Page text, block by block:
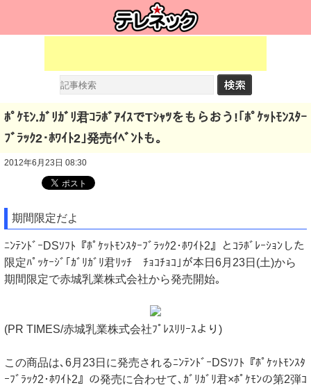
ﾎﾟｹﾓﾝ.ｶﾞﾘｶﾞﾘ君ｺﾗﾎﾞｱｲｽでTｼｬﾂをもらおう!｢ﾎﾟｹｯﾄﾓﾝｽﾀｰ
ﾌﾞﾗｯｸ2･ﾎﾜｲﾄ2｣発売ｲﾍﾞﾝﾄも｡
2012年6月23日 08:30
期間限定だよ
ﾆﾝﾃﾝﾄﾞｰDSｿﾌﾄ『ﾎﾟｹｯﾄﾓﾝｽﾀｰﾌﾞﾗｯｸ2･ﾎﾜｲﾄ2』とｺﾗﾎﾞﾚｰｼｮﾝした
限定ﾊﾟｯｹｰｼﾞ｢ｶﾞﾘｶﾞﾘ君ﾘｯﾁ ﾁｮｺﾁｮｺ｣が本日6月23日(土)から
期間限定で赤城乳業株式会社から発売開始｡
(PR TIMES/赤城乳業株式会社ﾌﾟﾚｽﾘﾘｰｽより)
この商品は､6月23日に発売されるﾆﾝﾃﾝﾄﾞｰDSｿﾌﾄ『ﾎﾟｹｯﾄﾓﾝｽﾀ
ｰﾌﾞﾗｯｸ2･ﾎﾜｲﾄ2』の発売に合わせて､ｶﾞﾘｶﾞﾘ君×ﾎﾟｹﾓﾝの第2弾ｺ